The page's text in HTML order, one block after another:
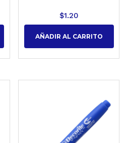
$1.20
AÑADIR AL CARRITO